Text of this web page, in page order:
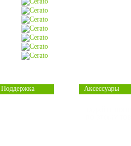
Поддержка Аксессуары